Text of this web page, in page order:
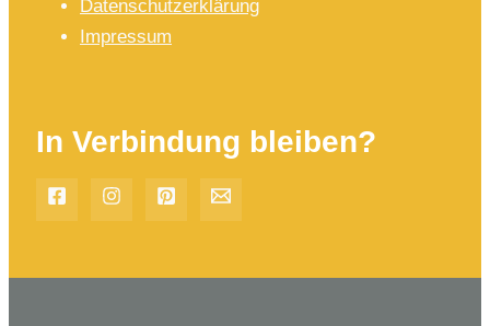
Datenschutzerklärung
Impressum
In Verbindung bleiben?